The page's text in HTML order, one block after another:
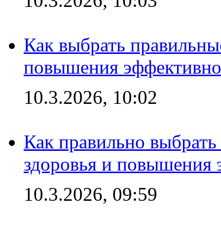
Как выбрать
повышения
10.3.2026, 10:02
Как правильно
здоровья и повышения
10.3.2026, 09:59